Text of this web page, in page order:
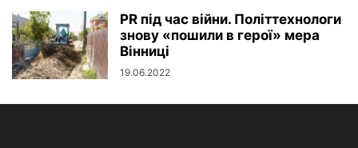
PR під час війни. Політтехнологи
знову «пошили в герої» мера
Вінниці
19.06.2022